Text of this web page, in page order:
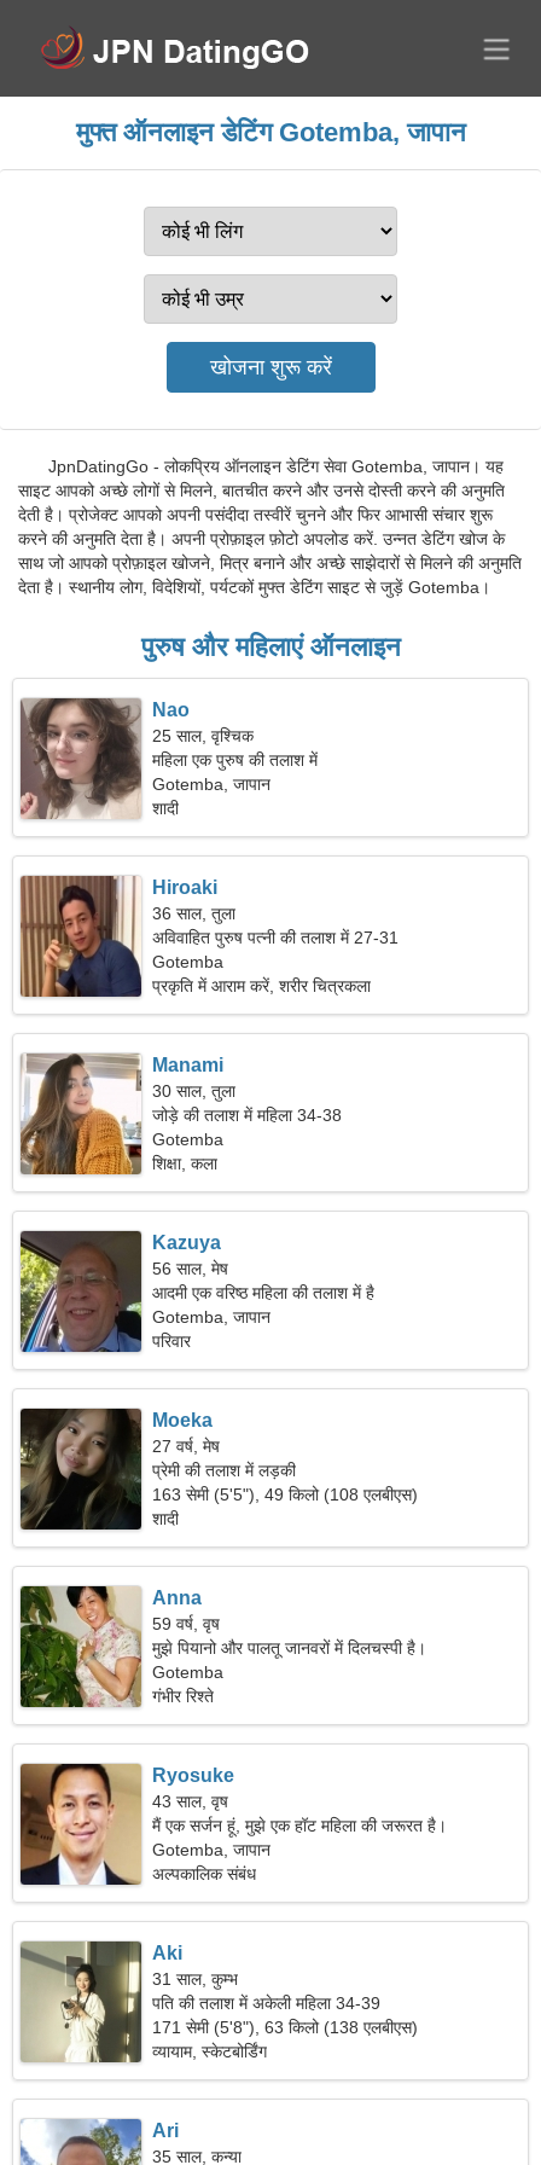
मुफ्त ऑनलाइन डेटिंग Gotemba, जापान
JpnDatingGo - लोकप्रिय ऑनलाइन डेटिंग सेवा Gotemba, जापान। यह
साइट आपको अच्छे लोगों से मिलने, बातचीत करने और उनसे दोस्ती करने की अनुमति
देती है। प्रोजेक्ट आपको अपनी पसंदीदा तस्वीरें चुनने और फिर आभासी संचार शुरू
करने की अनुमति देता है। अपनी प्रोफ़ाइल फ़ोटो अपलोड करें. उन्नत डेटिंग खोज के
साथ जो आपको प्रोफ़ाइल खोजने, मित्र बनाने और अच्छे साझेदारों से मिलने की अनुमति
देता है। स्थानीय लोग, विदेशियों, पर्यटकों मुफ्त डेटिंग साइट से जुड़ें Gotemba।
पुरुष और महिलाएं ऑनलाइन
Nao
25 साल, वृश्चिक
महिला एक पुरुष की तलाश में
Gotemba, जापान
शादी
Hiroaki
36 साल, तुला
अविवाहित पुरुष पत्नी की तलाश में 27-31
Gotemba
प्रकृति में आराम करें, शरीर चित्रकला
Manami
30 साल, तुला
जोड़े की तलाश में महिला 34-38
Gotemba
शिक्षा, कला
Kazuya
56 साल, मेष
आदमी एक वरिष्ठ महिला की तलाश में है
Gotemba, जापान
परिवार
Moeka
27 वर्ष, मेष
प्रेमी की तलाश में लड़की
163 सेमी (5'5"), 49 किलो (108 एलबीएस)
शादी
Anna
59 वर्ष, वृष
मुझे पियानो और पालतू जानवरों में दिलचस्पी है।
Gotemba
गंभीर रिश्ते
Ryosuke
43 साल, वृष
मैं एक सर्जन हूं, मुझे एक हॉट महिला की जरूरत है।
Gotemba, जापान
अल्पकालिक संबंध
Aki
31 साल, कुम्भ
पति की तलाश में अकेली महिला 34-39
171 सेमी (5'8"), 63 किलो (138 एलबीएस)
व्यायाम, स्केटबोर्डिंग
Ari
35 साल, कन्या